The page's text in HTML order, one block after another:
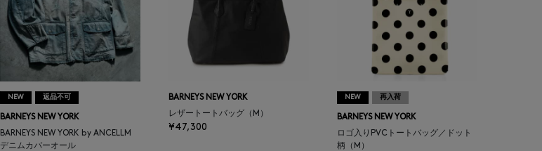
NEW 返品不可
BARNEYS NEW YORK
BARNEYS NEW YORK by ANCELLM
デニムカバーオール
BARNEYS NEW YORK
レザートートバッグ（M）
¥47,300
NEW 再入荷
BARNEYS NEW YORK
ロゴ入りPVCトートバッグ／ドット
柄（M）